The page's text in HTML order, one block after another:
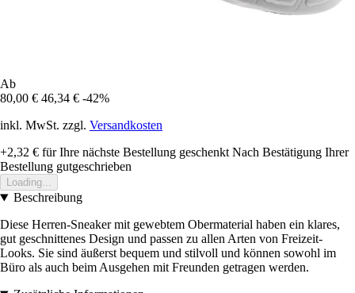
Ab
80,00 € 46,34 € -42%
inkl. MwSt. zzgl. Versandkosten
+2,32 € für Ihre nächste Bestellung geschenkt Nach Bestätigung Ihrer
Bestellung gutgeschrieben
Loading...
Beschreibung
Diese Herren-Sneaker mit gewebtem Obermaterial haben ein klares,
gut geschnittenes Design und passen zu allen Arten von Freizeit-
Looks. Sie sind äußerst bequem und stilvoll und können sowohl im
Büro als auch beim Ausgehen mit Freunden getragen werden.